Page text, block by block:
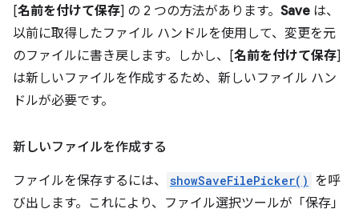
[名前を付けて保存] の 2 つの方法があります。 Save は、
以前に取得したファイル ハンドルを使用して、変更を元
のファイルに書き戻します。しかし、[名前を付けて保存]
は新しいファイルを作成するため、新しいファイル ハン
ドルが必要です。
新しいファイルを作成する
ファイルを保存するには、 showSaveFilePicker() を呼
び出します。これにより、ファイル選択ツールが「保存」